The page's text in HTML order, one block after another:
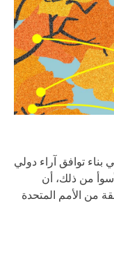
توافق آراء دولي
من ذلك، أن
من الأمم المتحدة